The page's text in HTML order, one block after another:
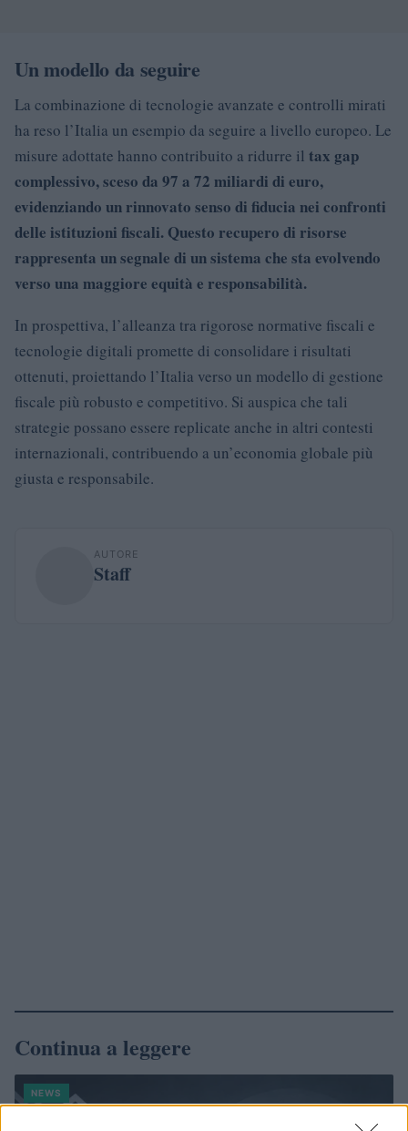
Un modello da seguire
La combinazione di tecnologie avanzate e controlli mirati
ha reso l’Italia un esempio da seguire a livello europeo. Le
misure adottate hanno contribuito a ridurre il tax gap
complessivo, sceso da 97 a 72 miliardi di euro,
evidenziando un rinnovato senso di fiducia nei confronti
delle istituzioni fiscali. Questo recupero di risorse
rappresenta un segnale di un sistema che sta evolvendo
verso una maggiore equità e responsabilità.
In prospettiva, l’alleanza tra rigorose normative fiscali e
tecnologie digitali promette di consolidare i risultati
ottenuti, proiettando l’Italia verso un modello di gestione
fiscale più robusto e competitivo. Si auspica che tali
strategie possano essere replicate anche in altri contesti
internazionali, contribuendo a un’economia globale più
giusta e responsabile.
AUTORE
Staff
Continua a leggere
NEWS